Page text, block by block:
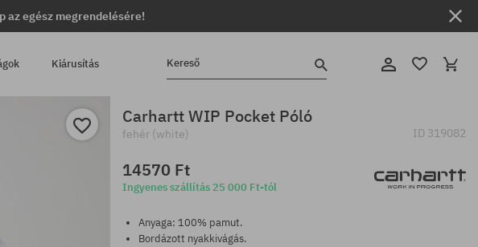
az egész megrendelésére!
Kiárusítás Kereső
Carhartt WIP Pocket Póló
fehér (white) ID 319082
14570 Ft
Ingyenes szállítás 25 000 Ft-tól
Anyaga: 100% pamut.
Bordázott nyakkivágás.